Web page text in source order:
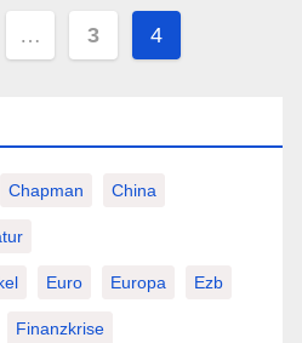
… 3 4
Chapman China
Euro Europa Ezb
Finanzkrise